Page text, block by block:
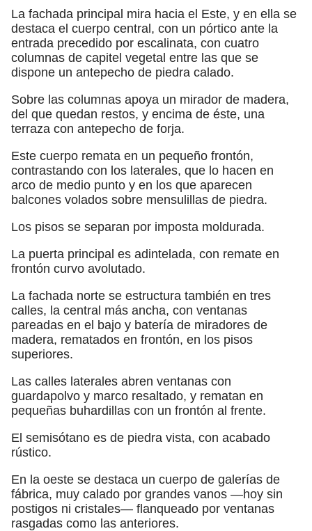
La fachada principal mira hacia el Este, y en ella se
destaca el cuerpo central, con un pórtico ante la
entrada precedido por escalinata, con cuatro
columnas de capitel vegetal entre las que se
dispone un antepecho de piedra calado.
Sobre las columnas apoya un mirador de madera,
del que quedan restos, y encima de éste, una
terraza con antepecho de forja.
Este cuerpo remata en un pequeño frontón,
contrastando con los laterales, que lo hacen en
arco de medio punto y en los que aparecen
balcones volados sobre mensulillas de piedra.
Los pisos se separan por imposta moldurada.
La puerta principal es adintelada, con remate en
frontón curvo avolutado.
La fachada norte se estructura también en tres
calles, la central más ancha, con ventanas
pareadas en el bajo y batería de miradores de
madera, rematados en frontón, en los pisos
superiores.
Las calles laterales abren ventanas con
guardapolvo y marco resaltado, y rematan en
pequeñas buhardillas con un frontón al frente.
El semisótano es de piedra vista, con acabado
rústico.
En la oeste se destaca un cuerpo de galerías de
fábrica, muy calado por grandes vanos —hoy sin
postigos ni cristales— flanqueado por ventanas
rasgadas como las anteriores.